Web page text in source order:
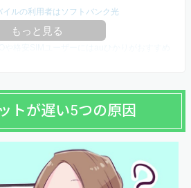
ルの利用者はソフトバンク光
NURO光が最適
もっと見る
トが遅い5つの原因